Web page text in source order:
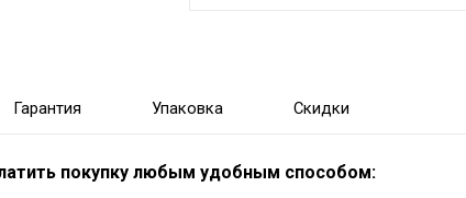
Гарантия Упаковка Скидки
покупку любым удобным способом: